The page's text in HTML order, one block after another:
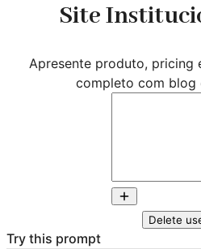
Site
Apresente produto, pricing
completo com blog
Delete
Try this prompt